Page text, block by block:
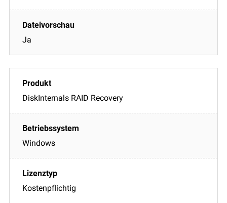
Ja
DiskInternals RAID Recovery
Windows
Kostenpflichtig